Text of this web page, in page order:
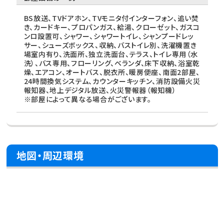
BS放送、TVドアホン、TVモニタ付インターフォン、追い焚
き、カードキー、プロパンガス、給湯、クローゼット、ガスコ
ンロ設置可、シャワー、シャワートイレ、シャンプードレッ
サー、シューズボックス、収納、バストイレ別、洗濯機置き
場室内有り、洗面所、独立洗面台、テラス、トイレ専用（水
洗）、バス専用、フローリング、ベランダ、床下収納、浴室乾
燥、エアコン、オートバス、脱衣所、暖房便座、南面2部屋、
24時間換気システム、カウンターキッチン、消防設備火災
報知器、地上デジタル放送、火災警報器（報知機）
※部屋によって異なる場合がございます。
地図・周辺環境